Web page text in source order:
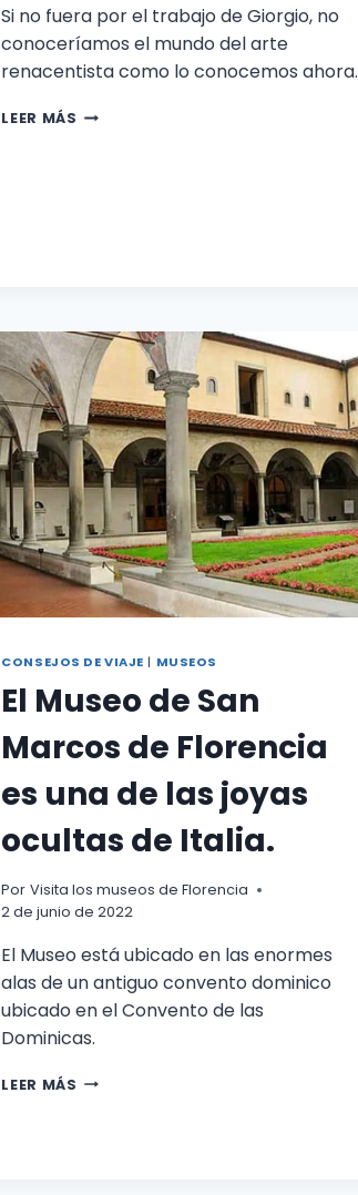
Si no fuera por el trabajo de Giorgio, no
conoceríamos el mundo del arte
renacentista como lo conocemos ahora.
LEER MÁS GIORGIO
CONSEJOS DE VIAJE | MUSEOS
El Museo de San
Marcos de Florencia
es una de las joyas
ocultas de Italia.
Por Visita los museos de Florencia
2 de junio de 2022
El Museo está ubicado en las enormes
alas de un antiguo convento dominico
ubicado en el Convento de las
Dominicas.
LEER MÁS EL